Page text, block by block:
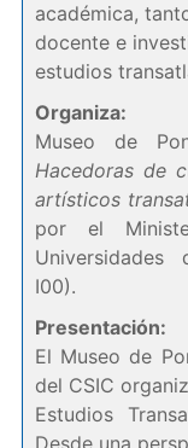
académica,
docente e
estudios
Organiza:
Museo de
Hacedoras de
artísticos
por el
Universidades
I00).
Presentación:
El Museo de
del CSIC
Estudios
Desde una